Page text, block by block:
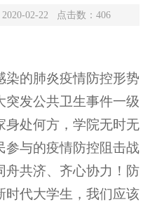
02-22 点击数： 406
染的肺炎疫情防控形势
突发公共卫生事件一级
身处何方，学院无时无
参与的疫情防控阻击战
舟共济、齐心协力！防
时代大学生，我们应该